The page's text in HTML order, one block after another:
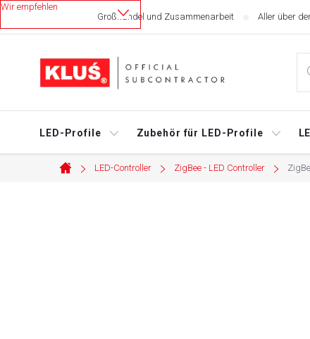
Zum
springen
Großhandel und Zusammenarbeit Aller über
LED-Profile Zubehör für LED-Profile
Startseite
LED-Controller ZigBee - LED Controller